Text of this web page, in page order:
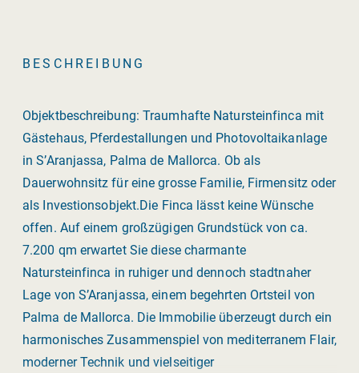
BESCHREIBUNG
Objektbeschreibung: Traumhafte Natursteinfinca mit
Gästehaus, Pferdestallungen und Photovoltaikanlage
in S’Aranjassa, Palma de Mallorca. Ob als
Dauerwohnsitz für eine grosse Familie, Firmensitz oder
als Investionsobjekt.Die Finca lässt keine Wünsche
offen. Auf einem großzügigen Grundstück von ca.
7.200 qm erwartet Sie diese charmante
Natursteinfinca in ruhiger und dennoch stadtnaher
Lage von S’Aranjassa, einem begehrten Ortsteil von
Palma de Mallorca. Die Immobilie überzeugt durch ein
harmonisches Zusammenspiel von mediterranem Flair,
moderner Technik und vielseitiger